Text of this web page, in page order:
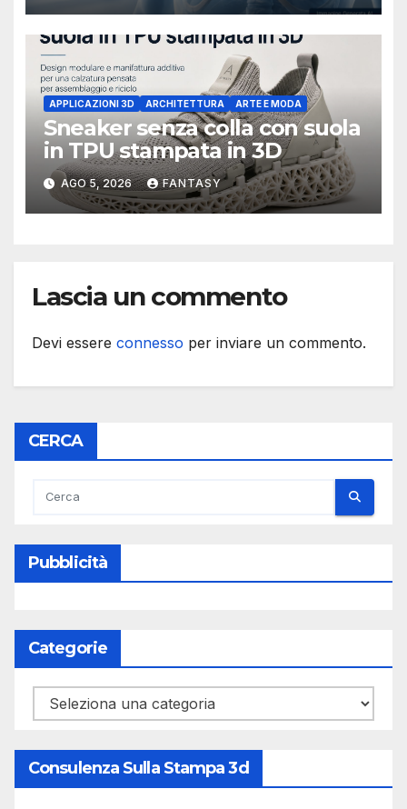
APPLICAZIONI 3D ARCHITETTURA ARTE E MODA
Sneaker senza colla con suola
in TPU stampata in 3D
AGO 5, 2026 FANTASY
Lascia un commento
Devi essere connesso per inviare un commento.
CERCA
Pubblicità
Categorie
Categorie
Consulenza Sulla Stampa 3d